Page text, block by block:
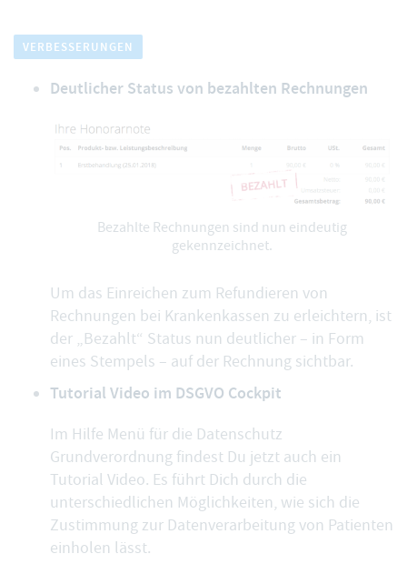
VERBESSERUNGEN
Deutlicher Status von bezahlten Rechnungen
Bezahlte Rechnungen sind nun eindeutig
gekennzeichnet.
Um das Einreichen zum Refundieren von
Rechnungen bei Krankenkassen zu erleichtern, ist
der „Bezahlt“ Status nun deutlicher – in Form
eines Stempels – auf der Rechnung sichtbar.
Tutorial Video im DSGVO Cockpit
Im Hilfe Menü für die Datenschutz
Grundverordnung findest Du jetzt auch ein
Tutorial Video. Es führt Dich durch die
unterschiedlichen Möglichkeiten, wie sich die
Zustimmung zur Datenverarbeitung von Patienten
einholen lässt.